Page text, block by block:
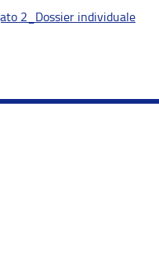
2_Dossier individuale